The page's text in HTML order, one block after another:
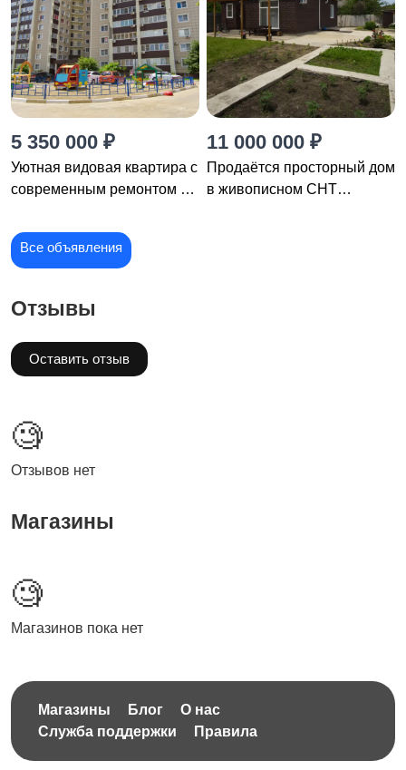
5 350 000 ₽
Уютная видовая квартира с
современным ремонтом и
11 000 000 ₽
Продаётся просторный дом
в живописном СНТ
Все объявления
Отзывы
Оставить отзыв
🧐
Отзывов нет
Магазины
🧐
Магазинов пока нет
Магазины Блог
О нас
Служба поддержки
Правила